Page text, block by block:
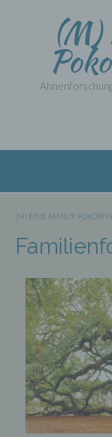
(M)
(M) EINE FAMILIE